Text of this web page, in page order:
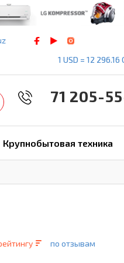
1 USD = 12
71 205-
Крупнобытовая техника
по отзывам